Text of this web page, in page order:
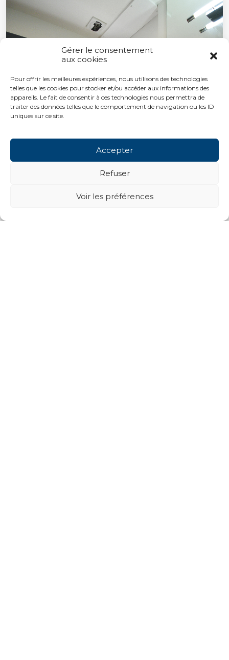
Gérer le consentement
aux cookies
Pour offrir les meilleures expériences, nous utilisons des technologies
telles que les cookies pour stocker et/ou accéder aux informations des
appareils. Le fait de consentir à ces technologies nous permettra de
traiter des données telles que le comportement de navigation ou les ID
uniques sur ce site.
Accepter
Refuser
Voir les préférences
Projets suivants